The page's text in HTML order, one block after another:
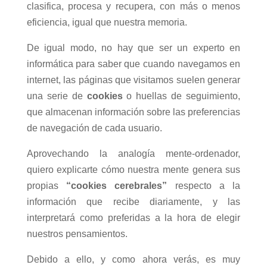
clasifica, procesa y recupera, con más o menos
eficiencia, igual que nuestra memoria.
De igual modo, no hay que ser un experto en
informática para saber que cuando navegamos en
internet, las páginas que visitamos suelen generar
una serie de cookieso huellas de seguimiento,
que almacenan información sobre las preferencias
de navegación de cada usuario.
Aprovechando la analogía mente-ordenador,
quiero explicarte cómo nuestra mente genera sus
propias “cookies cerebrales” respecto a la
información que recibe diariamente, y las
interpretará como preferidas a la hora de elegir
nuestros pensamientos.
Debido a ello, y como ahora verás, es muy